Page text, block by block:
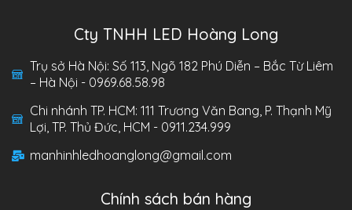
Cty TNHH LED Hoàng Long
Trụ sở Hà Nội: Số 113, Ngõ 182 Phú Diễn – Bắc Từ Liêm
– Hà Nội - 0969.68.58.98
Chi nhánh TP. HCM: 111 Trương Văn Bang, P. Thạnh Mỹ
Lợi, TP. Thủ Đức, HCM - 0911.234.999
manhinhledhoanglong@gmail.com
Chính sách bán hàng